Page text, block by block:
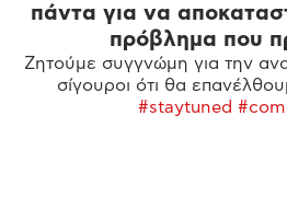
πάντα για να
πρόβλημα που
Ζητούμε συγγνώμη για την
σίγουροι ότι θα
#staytuned